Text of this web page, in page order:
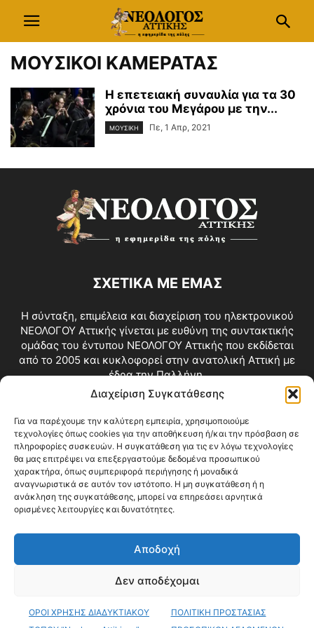
Διαχείριση Συγκατάθεσης
Για να παρέχουμε την καλύτερη εμπειρία, χρησιμοποιούμε
τεχνολογίες όπως cookies για την αποθήκευση ή/και την πρόσβαση σε
πληροφορίες συσκευών. Η συγκατάθεση για τις εν λόγω τεχνολογίες
θα μας επιτρέψει να επεξεργαστούμε δεδομένα προσωπικού
χαρακτήρα, όπως συμπεριφορά περιήγησης ή μοναδικά
αναγνωριστικά σε αυτόν τον ιστότοπο. Η μη συγκατάθεση ή η
ανάκληση της συγκατάθεσης, μπορεί να επηρεάσει αρνητικά
ορισμένες λειτουργίες και δυνατότητες.
Αποδοχή
Δεν αποδέχομαι
ΟΡΟΙ ΧΡΗΣΗΣ ΔΙΑΔΥΚΤΙΑΚΟΥ
ΠΟΛΙΤΙΚΗ ΠΡΟΣΤΑΣΙΑΣ
ΜΟΥΣΙΚΟΙ ΚΑΜΕΡΑΤΑΣ
Η επετειακή συναυλία για τα 30
χρόνια του Μεγάρου με την...
ΜΟΥΣΙΚΗ Πε, 1 Απρ, 2021
ΣΧΕΤΙΚΑ ΜΕ ΕΜΑΣ
Η σύνταξη, επιμέλεια και διαχείριση του ηλεκτρονικού
ΝΕΟΛΟΓΟΥ Αττικής γίνεται με ευθύνη της συντακτικής
ομάδας του έντυπου ΝΕΟΛΟΓΟΥ Αττικής που εκδίδεται
από το 2005 και κυκλοφορεί στην ανατολική Αττική με
έδρα την Παλλήνη.
Επικοινωνία:info@neologosattikis.gr
ΑΚΟΛΟΥΘΗΣΕ ΜΑΣ
Videos Όροι Χρήσης
© Copyright 2026 ΝΕΟΛΟΓΟΣ ΑΤΤΙΚΗΣ • All Rights Reserved •